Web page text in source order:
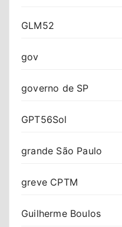
GLM52
gov
governo de SP
GPT56Sol
grande São Paulo
greve CPTM
Guilherme Boulos